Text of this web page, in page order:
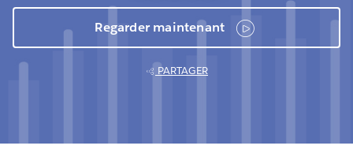
Regarder maintenant
PARTAGER